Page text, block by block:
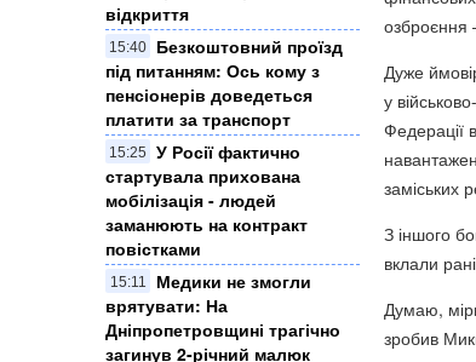
відкриття
15:40
Безкоштовний проїзд
під питанням: Ось кому з
пенсіонерів доведеться
платити за транспорт
15:25
У Росії фактично
стартувала прихована
мобілізація - людей
заманюють на контракт
повістками
15:11
Медики не змогли
врятувати: На
Дніпропетровщині трагічно
загинув 2-річний малюк
озброєння
Дуже
у
Федерації
заміських
З іншого
вклали
Думаю,
зробив